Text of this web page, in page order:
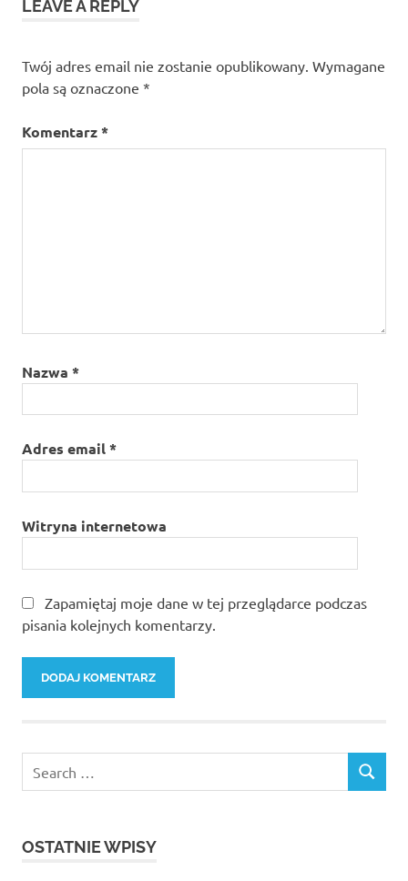
LEAVE A REPLY
Twój adres email nie zostanie opublikowany. Wymagane
pola są oznaczone *
Komentarz*
Nazwa *
Adres email*
Witryna internetowa
Zapamiętaj moje dane w tej przeglądarce podczas
pisania kolejnych komentarzy.
for:
SEARCH
OSTATNIE WPISY